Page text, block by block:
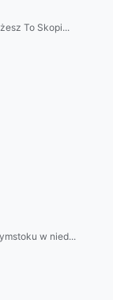
To Skopi...
w nied...